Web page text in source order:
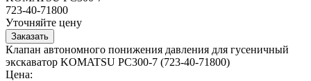
723-40-71800
Уточняйте цену
Клапан автономного понижения давления для гусеничный
экскаватор KOMATSU PC300-7 (723-40-71800)
Цена: